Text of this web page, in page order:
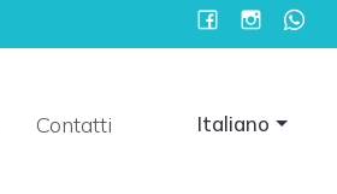
Contatti Italiano